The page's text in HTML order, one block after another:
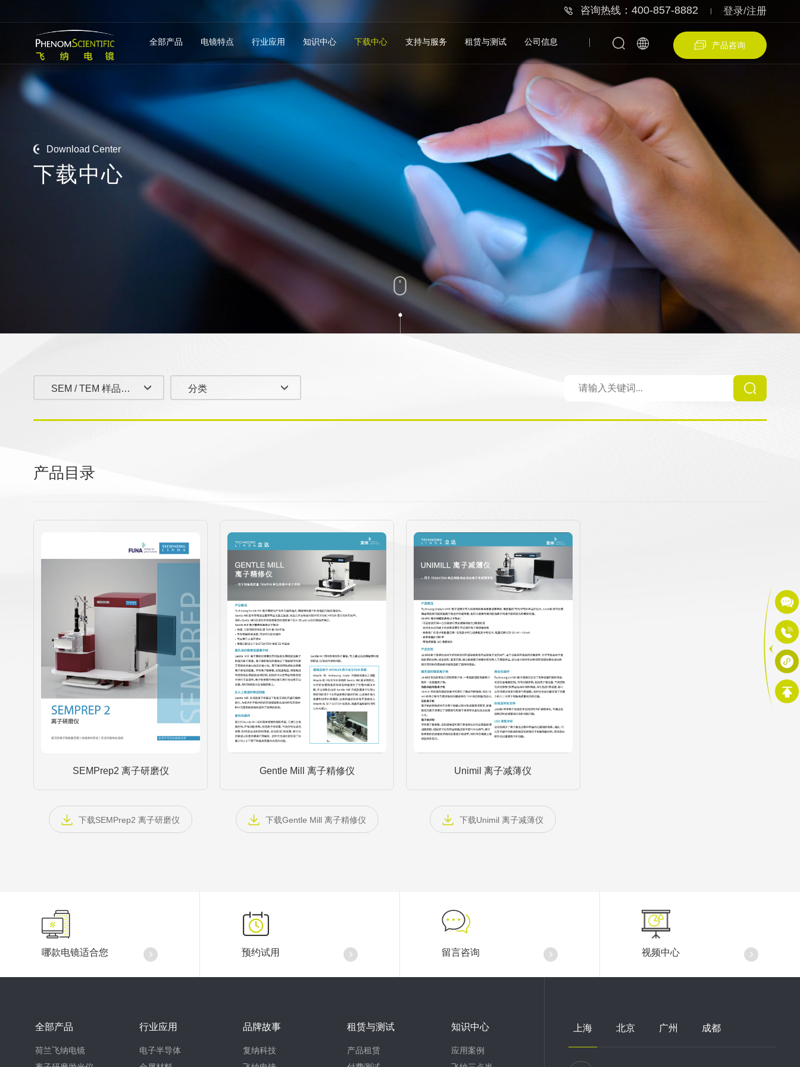
登录/注册
咨询热线：400-857-8882
产品咨询
全部产品 电镜特点 行业应用 知识中心 下载中心 支持与服务 租赁与测试 公司信息
Download Center
下载中心
SEM / TEM 样品制备 分类
产品目录
SEMPrep2 离子研磨仪
下载SEMPrep2 离子研磨仪
Gentle Mill 离子精修仪
下载Gentle Mill 离子精修仪
Unimil 离子减薄仪
下载Unimil 离子减薄仪
哪款电镜适合您 预约试用 留言咨询 视频中心
全部产品
荷兰飞纳电镜
行业应用
电子半导体
品牌故事
复纳科技
租赁与测试
产品租赁
知识中心
应用案例
上海 北京 广州 成都